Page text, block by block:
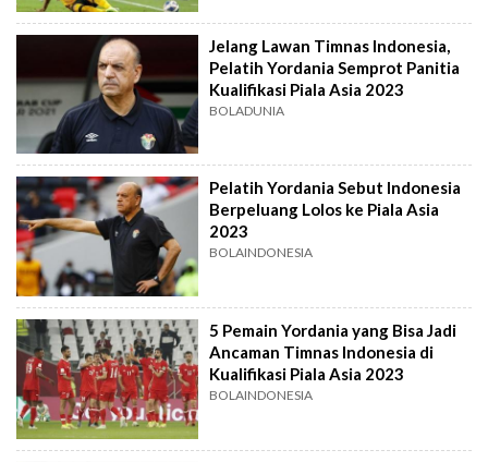
Jelang Lawan Timnas Indonesia,
Pelatih Yordania Semprot Panitia
Kualifikasi Piala Asia 2023
BOLADUNIA
Pelatih Yordania Sebut Indonesia
Berpeluang Lolos ke Piala Asia
2023
BOLAINDONESIA
5 Pemain Yordania yang Bisa Jadi
Ancaman Timnas Indonesia di
Kualifikasi Piala Asia 2023
BOLAINDONESIA